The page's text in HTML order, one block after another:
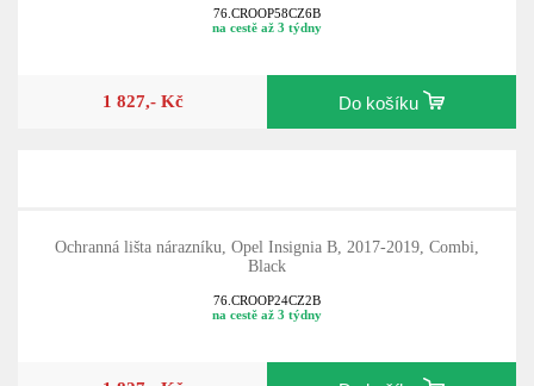
76.CROOP58CZ6B
na cestě až 3 týdny
1 827,- Kč Do košíku
Ochranná lišta nárazníku, Opel Insignia B, 2017-2019, Combi,
Black
76.CROOP24CZ2B
na cestě až 3 týdny